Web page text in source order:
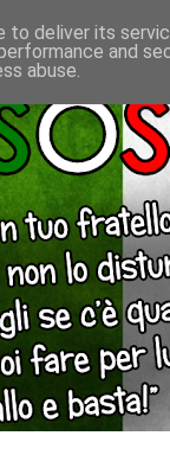
deliver its
and
abuse.